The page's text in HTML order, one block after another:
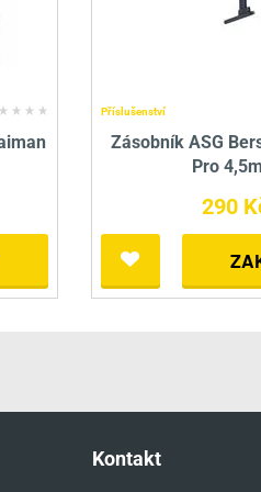
Příslušenství
Zásobník ASG
Pro
290
Kontakt